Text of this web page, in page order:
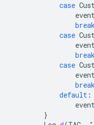
case
break
case
break
case
break
default :
}